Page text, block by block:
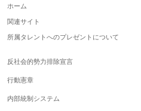
ホーム
関連サイト
所属タレントへのプレゼントについて
反社会的勢力排除宣言
行動憲章
内部統制システム